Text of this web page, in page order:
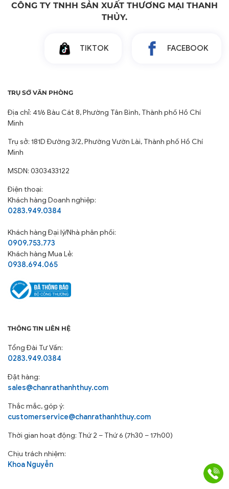
CÔNG TY TNHH SẢN XUẤT THƯƠNG MẠI THANH
THỦY.
TIKTOK FACEBOOK
TRỤ SỞ VĂN PHÒNG
Địa chỉ: 41/6 Bàu Cát 8, Phường Tân Bình, Thành phố Hồ Chí
Minh
Trụ sở: 181D Đường 3/2, Phường Vườn Lài, Thành phố Hồ Chí
Minh
MSDN: 0303433122
Điện thoại:
Khách hàng Doanh nghiệp:
0283.949.0384
Khách hàngĐại lý/Nhà phân phối:
0909.753.773
Khách hàng Mua Lẻ:
0938.694.065
THÔNG TIN LIÊN HỆ
Tổng Đài Tư Vấn:
0283.949.0384
Đặt hàng:
sales@chanrathanhthuy.com
Thắc mắc, góp ý:
customerservice@chanrathanhthuy.com
Thời gian hoạt động: Thứ 2 – Thứ 6 (7h30 – 17h00)
Chịu trách nhiệm:
Khoa Nguyễn